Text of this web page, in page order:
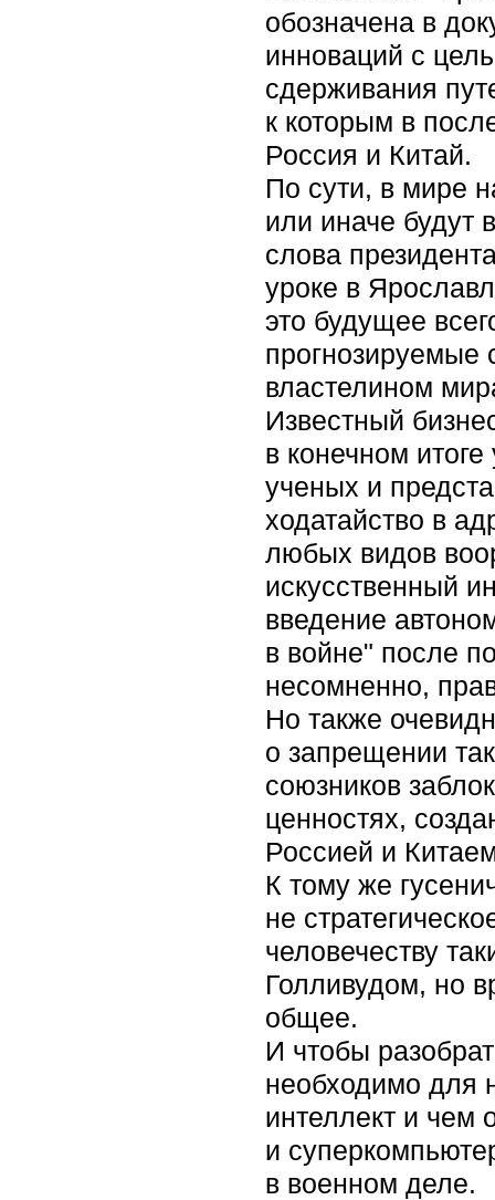
обозначена в
инноваций с
сдерживания
к которым в
Россия и Китай.
По сути, в мире
или иначе будут
слова
уроке в
это будущее
прогнозируемые
властелином
Известный
в конечном
ученых и
ходатайство в
любых видов
искусственный
введение
в войне" после
несомненно,
Но также
о запрещении
союзников
ценностях,
Россией и
К тому же
не
человечеству
Голливудом, но
общее.
И чтобы
необходимо для
интеллект и чем
и
в военном деле.